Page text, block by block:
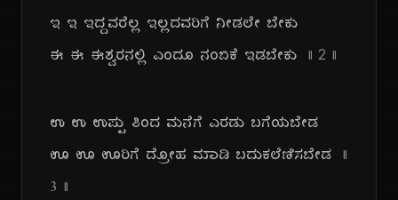
ಇ ಇ ಇದ್ದವರೆಲ್ಲ ಇಲ್ಲದವರಿಗೆ ನೀಡಲೇ ಬೇಕು
ಈ ಈ ಈಶ್ವರನಲ್ಲಿ ಎಂದೂ ನಂಬಿಕೆ ಇಡಬೇಕು || 2 ||
ಉ ಉ ಉಪ್ಪು ತಿಂದ ಮನೆಗೆ ಎರಡು ಬಗೆಯಬೇಡ
ಊ ಊ ಊರಿಗೆ ದ್ರೋಹ ಮಾಡಿ ಬದುಕಲೆಣಿಸಬೇಡ ||
೩ ||